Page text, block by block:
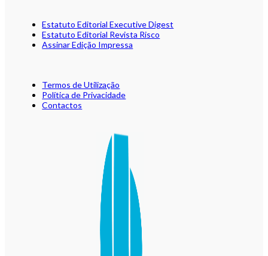
Estatuto Editorial Executive Digest
Estatuto Editorial Revista Risco
Assinar Edição Impressa
Termos de Utilização
Política de Privacidade
Contactos